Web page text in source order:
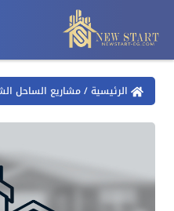
الرئيسية/مشاريع الساحل